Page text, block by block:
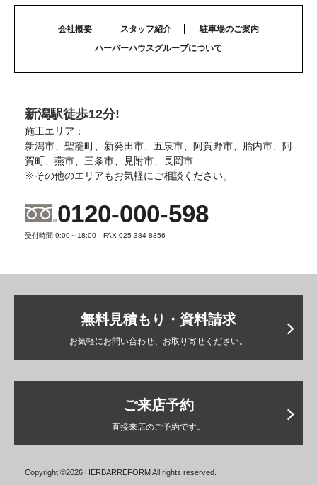
会社概要 スタッフ紹介
駐車場のご案内
ハーバーハウスグループについて
新潟駅徒歩12分!
施工エリア：
新潟市、聖籠町、新発田市、五泉市、阿賀野市、胎内市、阿
賀町、燕市、三条市、見附市、長岡市
※その他のエリアもお気軽にご相談ください。
0120-000-598
受付時間 9:00～18:00 FAX 025-384-8356
ご来店予約
直接来店のご予約です。
無料見積もり・資料請求
お気軽にお問い合わせ、お取り寄せください。
Copyright ©2026 HERBARREFORM All rights reserved.